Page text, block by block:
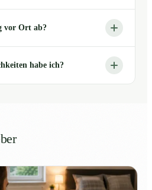
vor Ort ab?
habe ich?